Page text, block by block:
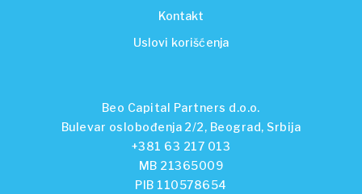
Kontakt
Uslovi korišćenja
Beo Capital Partners d.o.o.
Bulevar oslobođenja 2/2, Beograd, Srbija
+381 63 217 013
MB 21365009
PIB 110578654